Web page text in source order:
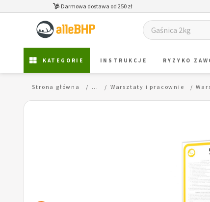
Darmowa dostawa od 250 zł
KATEGORIE INSTRUKCJE RYZYKO
Strona główna ... Warsztaty i pracownie